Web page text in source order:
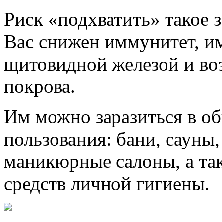
Риск «подхватить» такое
Вас снижен иммунитет,
щитовидной железой и
покрова.
Им можно заразиться в
пользования: бани,
маникюрные салоны, а
средств личной гигиены.